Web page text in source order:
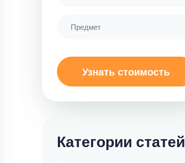
Узнать стоимость
Категории статей